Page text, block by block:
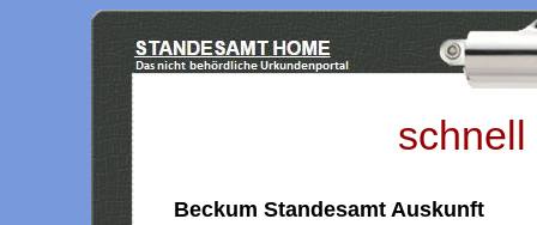
Beckum Standesamt Auskunft